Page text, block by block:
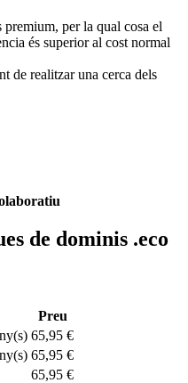
premium, per la qual cosa el
és superior al cost normal
de realitzar una cerca dels
de dominis .eco
Preu
65,95 €
65,95 €
65,95 €